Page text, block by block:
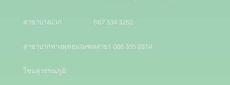
สาขาบางแวก                     087 334 3262
สาขาปากทางพุทธมณฑลสาย1 086 395 8814
โซนสุวรรณภูมิ